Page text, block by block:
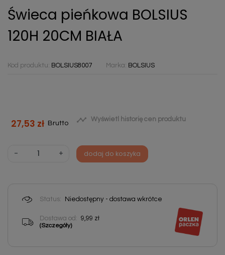
Świeca pieńkowa BOLSIUS
120H 20CM BIAŁA
Kod produktu: BOLSIUS8007 Marka: BOLSIUS
27,53 zł Brutto  Wyświetl historię cen produktu
- + dodaj do koszyka
Status: Niedostępny - dostawa wkrótce
Dostawa od: 9,99 zł
(Szczegóły)